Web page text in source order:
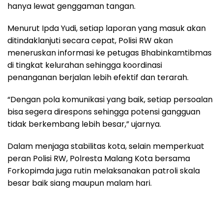
hanya lewat genggaman tangan.
Menurut Ipda Yudi, setiap laporan yang masuk akan
ditindaklanjuti secara cepat, Polisi RW akan
meneruskan informasi ke petugas Bhabinkamtibmas
di tingkat kelurahan sehingga koordinasi
penanganan berjalan lebih efektif dan terarah.
“Dengan pola komunikasi yang baik, setiap persoalan
bisa segera direspons sehingga potensi gangguan
tidak berkembang lebih besar,” ujarnya.
Dalam menjaga stabilitas kota, selain memperkuat
peran Polisi RW, Polresta Malang Kota bersama
Forkopimda juga rutin melaksanakan patroli skala
besar baik siang maupun malam hari.